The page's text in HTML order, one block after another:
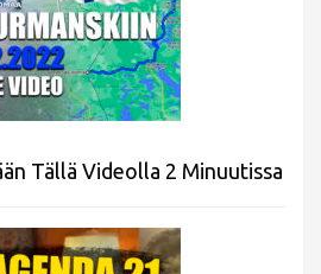
Tällä Videolla 2 Minuutissa